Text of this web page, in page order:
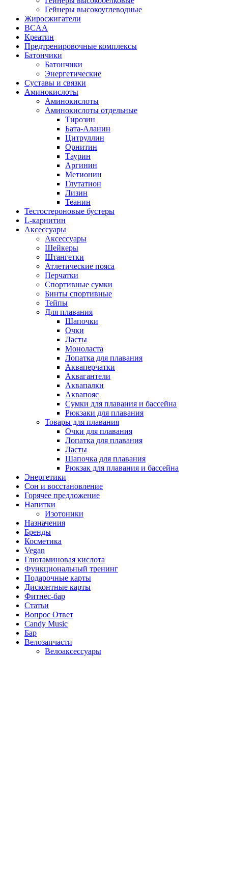
Гейнеры высокоуглеводные
Жиросжигатели
BCAA
Креатин
Предтренировочные комплексы
Батончики
Батончики
Энергетические
Суставы и связки
Аминокислоты
Аминокислоты
Аминокислоты отдельные
Тирозин
Бата-Аланин
Цитруллин
Орнитин
Таурин
Аргинин
Метионин
Глутатион
Лизин
Теанин
Тестостероновые бустеры
L-карнитин
Аксессуары
Аксессуары
Шейкеры
Штангетки
Атлетические пояса
Перчатки
Спортивные сумки
Бинты спортивные
Тейпы
Для плавания
Шапочки
Очки
Ласты
Моноласта
Лопатка для плавания
Акваперчатки
Аквагантели
Аквапалки
Аквапояс
Сумки для плавания и бассейна
Рюкзаки для плавания
Товары для плавания
Очки для плавания
Лопатка для плавания
Ласты
Шапочка для плавания
Рюкзак для плавания и бассейна
Энергетики
Сон и восстановление
Горячее предложение
Напитки
Изотоники
Назначения
Бренды
Косметика
Vegan
Глютаминовая кислота
Функциональный тренинг
Подарочные карты
Дисконтные карты
Фитнес-бар
Статьи
Вопрос Ответ
Candy Music
Бар
Велозапчасти
Велоаксессуары